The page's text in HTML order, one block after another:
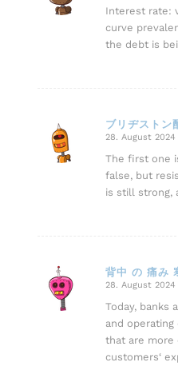
Interest rate:
curve
the debt is
ブリヂストン
sagte:
28. August 2024
The first one
false, but
is still strong,
背中 の 痛み
sagte:
28. August 2024
Today, banks
and
that are more
customers‘